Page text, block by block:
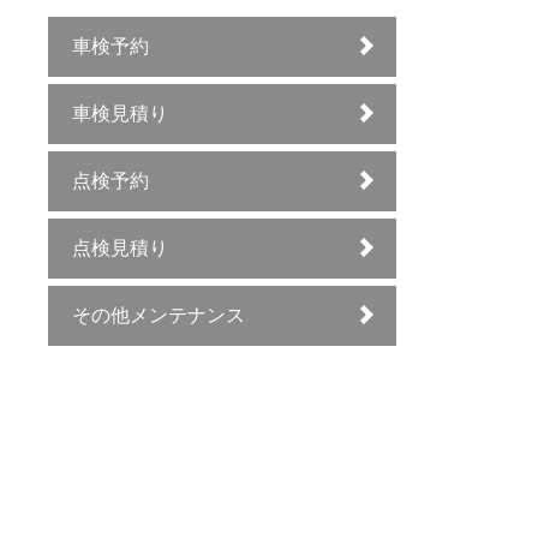
車検予約
車検見積り
点検予約
点検見積り
その他メンテナンス